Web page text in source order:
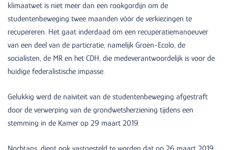
klimaatwet is niet meer dan een rookgordijn om de
studentenbeweging twee maanden vóór de verkiezingen te
recupereren. Het gaat inderdaad om een recuperatiemanoeuver
van een deel van de particratie, namelijk Groen-Ecolo, de
socialisten, de MR en het CDH, die medeverantwoordelijk is voor de
huidige federalistische impasse.
Gelukkig werd de naïviteit van de studentenbeweging afgestraft
door de verwerping van de grondwetsherziening tijdens een
stemming in de Kamer op 29 maart 2019.